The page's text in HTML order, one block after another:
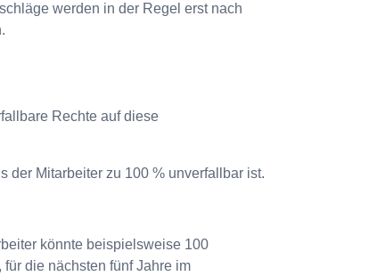
werden in der Regel erst nach
Rechte auf diese
der Mitarbeiter zu 100 % unverfallbar ist.
könnte beispielsweise 100
die nächsten fünf Jahre im